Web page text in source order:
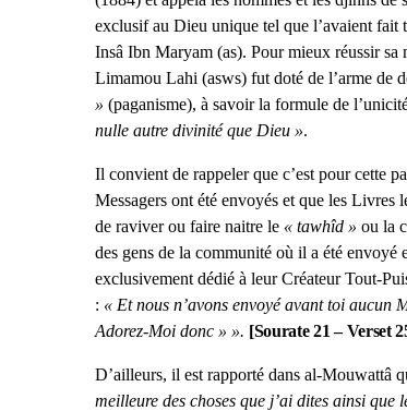
exclusif au Dieu unique tel que l’avaient fait
Insâ Ibn Maryam (as). Pour mieux réussir sa
Limamou Lahi (asws) fut doté de l’arme de
» (paganisme), à savoir la formule de
nulle autre divinité que Dieu ».
Il convient de rappeler que c’est pour cette
Messagers ont été envoyés et que les Livres
de raviver ou faire naitre le « tawhîd » ou la
des gens de la communité où il a été envoyé
exclusivement dédié à leur Créateur Tout-
: « Et nous n’avons envoyé avant toi aucun
Adorez-Moi donc » ». [Sourate 21 – Verset
D’ailleurs, il est rapporté dans al-Mouwattâ
meilleure des choses que j’ai dites ainsi